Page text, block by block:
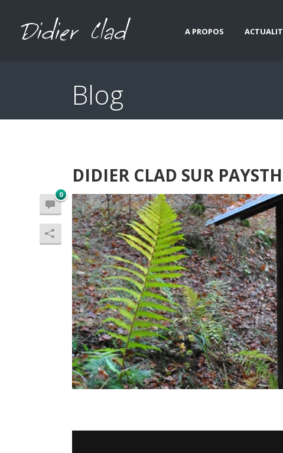
A PROPOS
Blog
DIDIER CLAD SUR
0